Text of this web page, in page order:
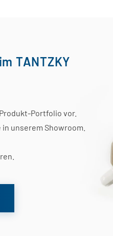
TANTZKY
Portfolio vor.
unserem Showroom.